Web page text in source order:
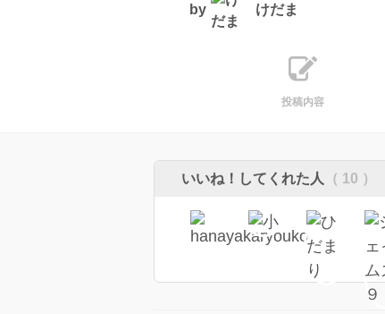
by けだま
投稿内容
いいね！してくれた人 （ 10 ）